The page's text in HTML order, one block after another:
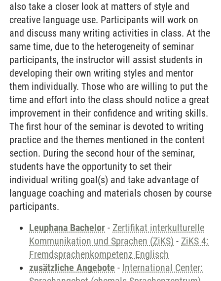
also take a closer look at matters of style and
creative language use. Participants will work on
and discuss many writing activities in class. At the
same time, due to the heterogeneity of seminar
participants, the instructor will assist students in
developing their own writing styles and mentor
them individually. Those who are willing to put the
time and effort into the class should notice a great
improvement in their confidence and writing skills.
The first hour of the seminar is devoted to writing
practice and the themes mentioned in the content
section. During the second hour of the seminar,
students have the opportunity to set their
individual writing goal(s) and take advantage of
language coaching and materials chosen by course
participants.
Leuphana Bachelor - Zertifikat interkulturelle
Kommunikation und Sprachen (ZiKS) - ZiKS 4:
Fremdsprachenkompetenz Englisch
zusätzliche Angebote - International Center: